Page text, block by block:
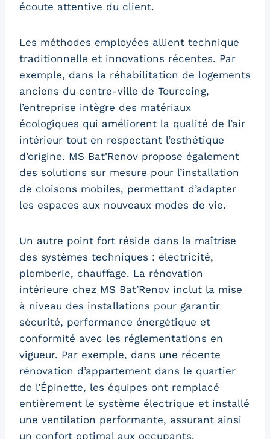
écoute attentive du client.
Les méthodes employées allient technique
traditionnelle et innovations récentes. Par
exemple, dans la réhabilitation de logements
anciens du centre-ville de Tourcoing,
l’entreprise intègre des matériaux
écologiques qui améliorent la qualité de l’air
intérieur tout en respectant l’esthétique
d’origine. MS Bat’Renov propose également
des solutions sur mesure pour l’installation
de cloisons mobiles, permettant d’adapter
les espaces aux nouveaux modes de vie.
Un autre point fort réside dans la maîtrise
des systèmes techniques : électricité,
plomberie, chauffage. La rénovation
intérieure chez MS Bat’Renov inclut la mise
à niveau des installations pour garantir
sécurité, performance énergétique et
conformité avec les réglementations en
vigueur. Par exemple, dans une récente
rénovation d’appartement dans le quartier
de l’Épinette, les équipes ont remplacé
entièrement le système électrique et installé
une ventilation performante, assurant ainsi
un confort optimal aux occupants.